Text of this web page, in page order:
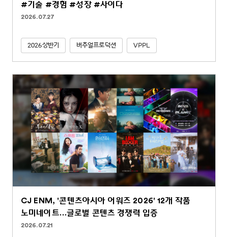
#기술 #경험 #성장 #사이다
2026.07.27
2026상반기 버추얼프로덕션 VPPL
CJ ENM, '콘텐츠아시아 어워즈 2026' 12개 작품
노미네이트…글로벌 콘텐츠 경쟁력 입증
2026.07.21